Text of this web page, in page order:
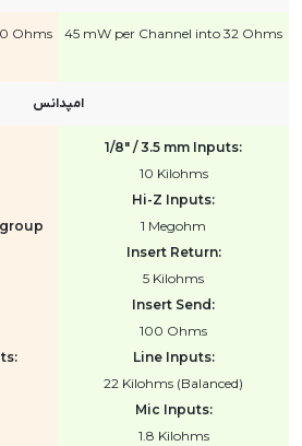
45 mW per Channel into 32 Ohms
Ohms
امپدانس
1/8" / 3.5 mm Inputs:
10 Kilohms
Hi-Z Inputs:
1 Megohm
Insert Return:
5 Kilohms
Insert Send:
100 Ohms
Line Inputs:
22 Kilohms (Balanced)
Mic Inputs:
1.8 Kilohms